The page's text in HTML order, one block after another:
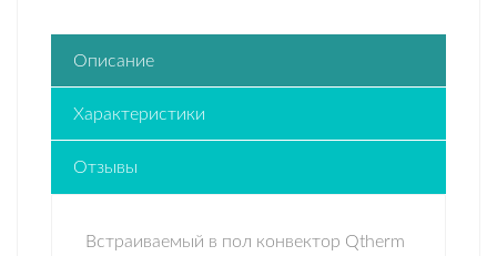
Описание
Характеристики
Отзывы
Встраиваемый в пол конвектор Qtherm